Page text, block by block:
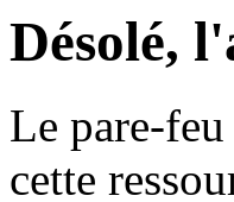
Désolé,
Le pare-
cette